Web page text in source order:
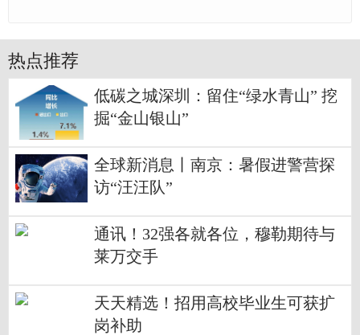
热点推荐
低碳之城深圳：留住“绿水青山” 挖
掘“金山银山”
全球新消息丨南京：暑假进警营探
访“汪汪队”
通讯！32强各就各位，穆勒期待与
莱万交手
天天精选！招用高校毕业生可获扩
岗补助